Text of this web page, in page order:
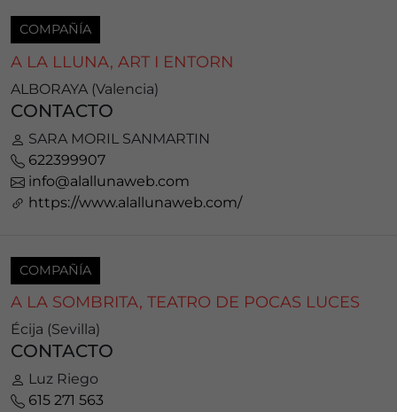
COMPAÑÍA
A LA LLUNA, ART I ENTORN
ALBORAYA (Valencia)
CONTACTO
SARA MORIL SANMARTIN
622399907
info@alallunaweb.com
https://www.alallunaweb.com/
COMPAÑÍA
A LA SOMBRITA, TEATRO DE POCAS LUCES
Écija (Sevilla)
CONTACTO
Luz Riego
615 271 563